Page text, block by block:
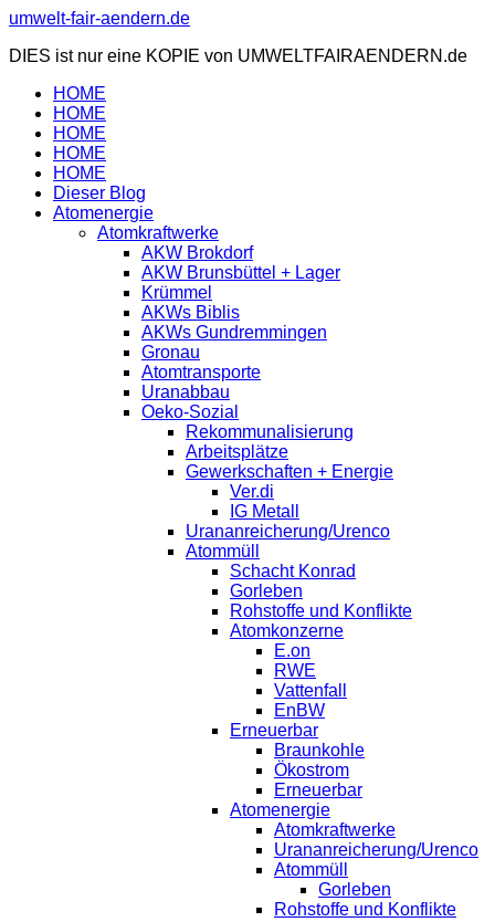
Zum
springen
umwelt-fair-aendern.de
DIES ist nur eine KOPIE von UMWELTFAIRAENDERN.de
HOME
HOME
HOME
HOME
HOME
Dieser Blog
Atomenergie
Atomkraftwerke
AKW Brokdorf
AKW Brunsbüttel + Lager
Krümmel
AKWs Biblis
AKWs Gundremmingen
Gronau
Atomtransporte
Uranabbau
Oeko-Sozial
Rekommunalisierung
Arbeitsplätze
Gewerkschaften + Energie
Ver.di
IG Metall
Urananreicherung/Urenco
Atommüll
Schacht Konrad
Gorleben
Rohstoffe und Konflikte
Atomkonzerne
E.on
RWE
Vattenfall
EnBW
Erneuerbar
Braunkohle
Ökostrom
Erneuerbar
Atomenergie
Atomkraftwerke
Urananreicherung/Urenco
Atommüll
Gorleben
Rohstoffe und Konflikte